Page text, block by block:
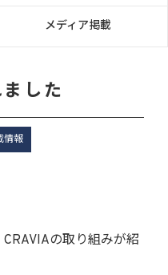
メディア掲載
した
情報
の取り組みが紹